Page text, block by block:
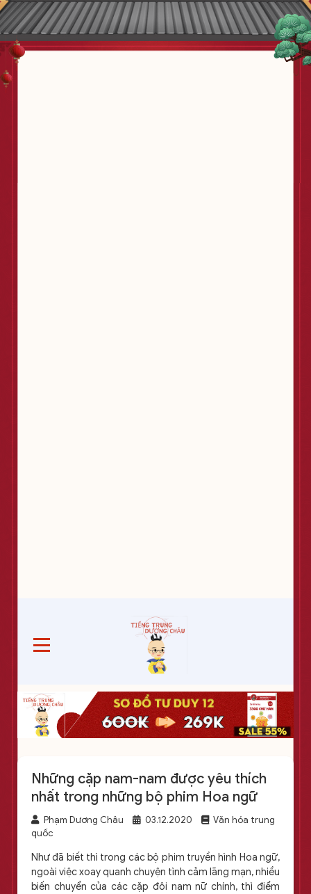
Những cặp nam-nam được yêu thích
nhất trong những bộ phim Hoa ngữ
Phạm Dương Châu 03.12.2020
Văn hóa trung
quốc
Như đã biết thì trong các bộ phim truyền hình Hoa ngữ,
ngoài việc xoay quanh chuyện tình cảm lãng mạn, nhiều
biến chuyển của các cặp đôi nam nữ chính, thì điểm